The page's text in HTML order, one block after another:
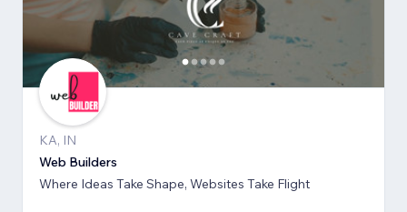
KA, IN
Web Builders
Where Ideas Take Shape, Websites Take Flight